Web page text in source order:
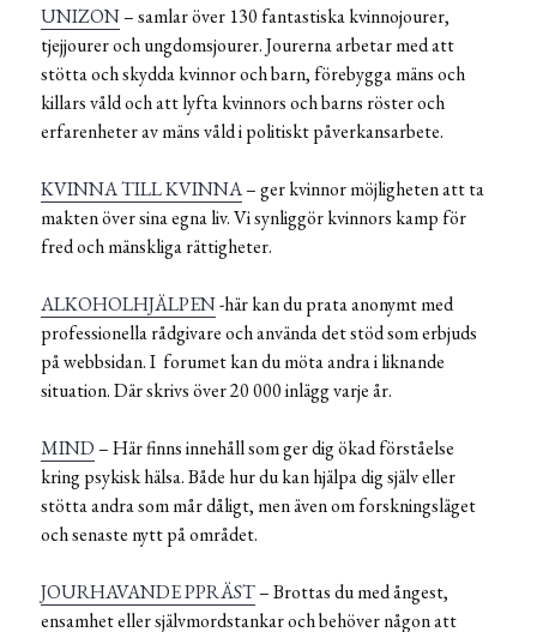
UNIZON– samlar över 130 fantastiska kvinnojourer,
tjejjourer och ungdomsjourer. Jourerna arbetar med att
stötta och skydda kvinnor och barn, förebygga mäns och
killars våld och att lyfta kvinnors och barns röster och
erfarenheter av mäns våld i politiskt påverkansarbete.
KVINNA TILL KVINNA– ger kvinnor möjligheten att ta
makten över sina egna liv. Vi synliggör kvinnors kamp för
fred och mänskliga rättigheter.
ALKOHOLHJÄLPEN-här kan du prata anonymt med
professionella rådgivare och använda det stöd som erbjuds
på webbsidan. I forumet kan du möta andra i liknande
situation. Där skrivs över 20 000 inlägg varje år.
MIND– Här finns innehåll som ger dig ökad förståelse
kring psykisk hälsa. Både hur du kan hjälpa dig själv eller
stötta andra som mår dåligt, men även om forskningsläget
och senaste nytt på området.
JOURHAVANDE PPRÄST– Brottas du med ångest,
ensamhet eller självmordstankar och behöver någon att